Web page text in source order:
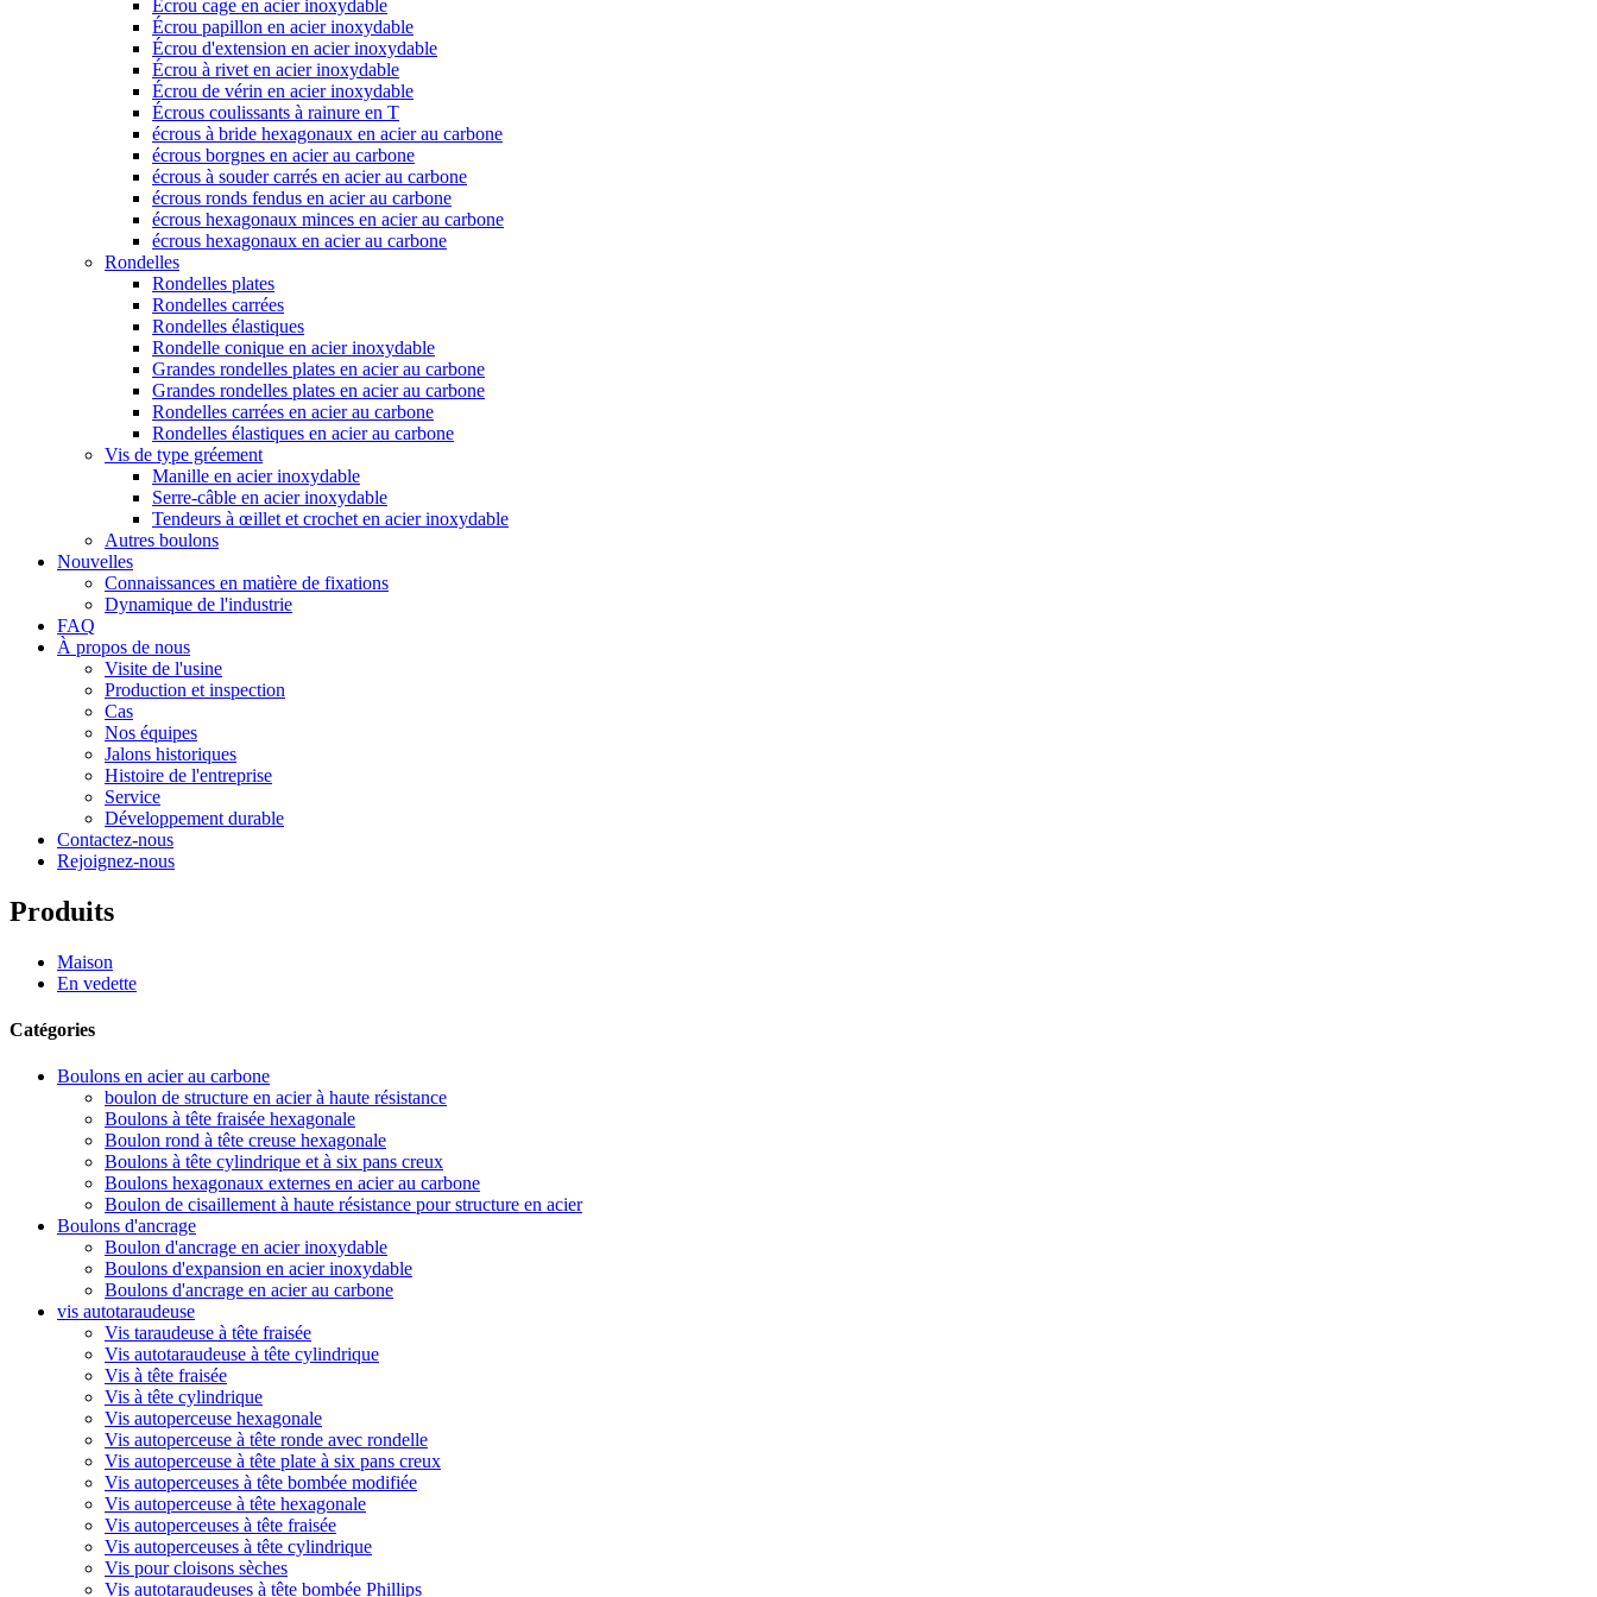
Écrou cage en acier inoxydable
Écrou papillon en acier inoxydable
Écrou d'extension en acier inoxydable
Écrou à rivet en acier inoxydable
Écrou de vérin en acier inoxydable
Écrous coulissants à rainure en T
écrous à bride hexagonaux en acier au carbone
écrous borgnes en acier au carbone
écrous à souder carrés en acier au carbone
écrous ronds fendus en acier au carbone
écrous hexagonaux minces en acier au carbone
écrous hexagonaux en acier au carbone
Rondelles
Rondelles plates
Rondelles carrées
Rondelles élastiques
Rondelle conique en acier inoxydable
Grandes rondelles plates en acier au carbone
Grandes rondelles plates en acier au carbone
Rondelles carrées en acier au carbone
Rondelles élastiques en acier au carbone
Vis de type gréement
Manille en acier inoxydable
Serre-câble en acier inoxydable
Tendeurs à œillet et crochet en acier inoxydable
Autres boulons
Nouvelles
Connaissances en matière de fixations
Dynamique de l'industrie
FAQ
À propos de nous
Visite de l'usine
Production et inspection
Cas
Nos équipes
Jalons historiques
Histoire de l'entreprise
Service
Développement durable
Contactez-nous
Rejoignez-nous
Produits
Maison
En vedette
Catégories
Boulons en acier au carbone
boulon de structure en acier à haute résistance
Boulons à tête fraisée hexagonale
Boulon rond à tête creuse hexagonale
Boulons à tête cylindrique et à six pans creux
Boulons hexagonaux externes en acier au carbone
Boulon de cisaillement à haute résistance pour structure en acier
Boulons d'ancrage
Boulon d'ancrage en acier inoxydable
Boulons d'expansion en acier inoxydable
Boulons d'ancrage en acier au carbone
vis autotaraudeuse
Vis taraudeuse à tête fraisée
Vis autotaraudeuse à tête cylindrique
Vis à tête fraisée
Vis à tête cylindrique
Vis autoperceuse hexagonale
Vis autoperceuse à tête ronde avec rondelle
Vis autoperceuse à tête plate à six pans creux
Vis autoperceuses à tête bombée modifiée
Vis autoperceuse à tête hexagonale
Vis autoperceuses à tête fraisée
Vis autoperceuses à tête cylindrique
Vis pour cloisons sèches
Vis autotaraudeuses à tête bombée Phillips